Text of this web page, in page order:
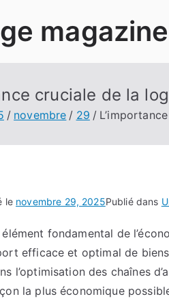
magazine
cruciale de la
novembre 29
le novembre 29, 2025Publié dans
fondamental de
efficace et optimal de
l’optimisation des chaînes
la plus économique